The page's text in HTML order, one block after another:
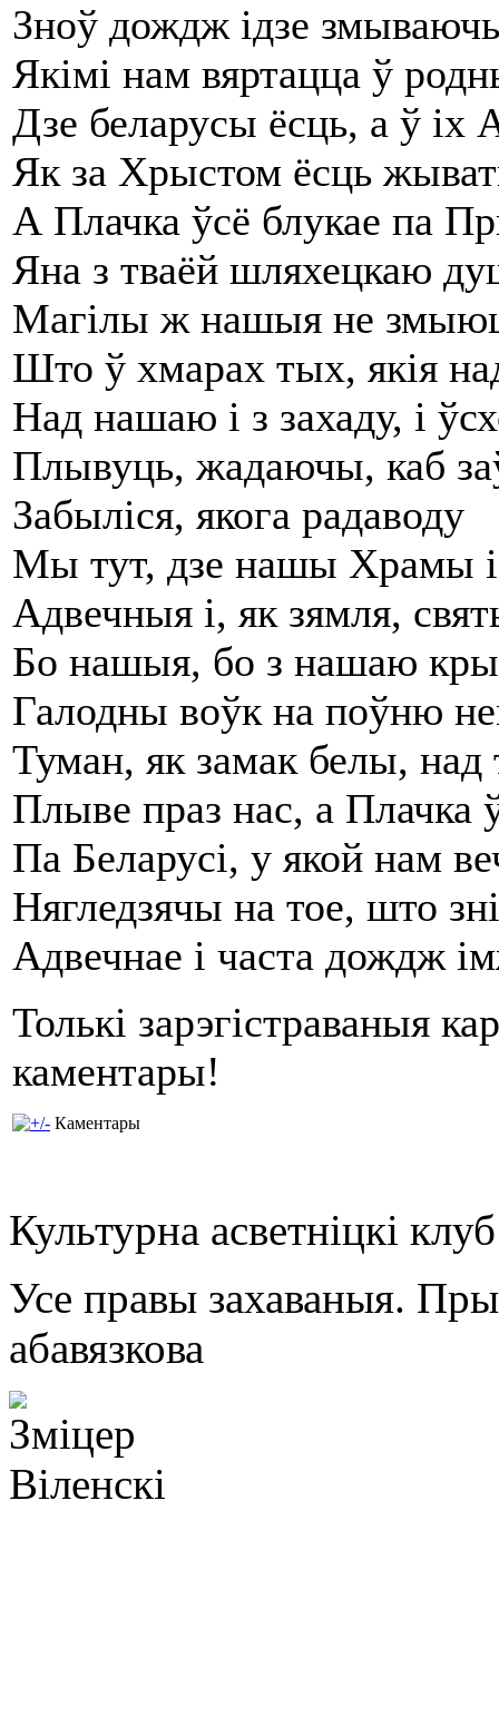
Зноў дождж ідзе
Якімі нам вяртацца ў
Дзе беларусы ёсць, а ў іх
Як за Хрыстом ёсць
А Плачка ўсё блукае па
Яна з тваёй шляхецкаю
Магілы ж нашыя не
Што ў хмарах тых, якія
Над нашаю і з захаду, і
Плывуць, жадаючы, каб
Забыліся, якога радаводу
Мы тут, дзе нашы Храмы
Адвечныя і, як зямля,
Бо нашыя, бо з нашаю
Галодны воўк на поўню
Туман, як замак белы, над
Плыве праз нас, а Плачка
Па Беларусі, у якой нам
Нягледзячы на тое, што
Адвечнае і часта дождж
Толькі зарэгістраваныя
каментары!
Каментары
Культурна асветнiцкi
Усе правы захаваныя.
абавязкова